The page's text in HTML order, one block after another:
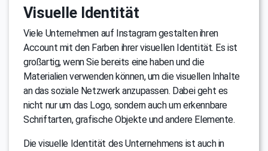
Visuelle Identität
Viele Unternehmen auf Instagram gestalten ihren
Account mit den Farben ihrer visuellen Identität. Es ist
großartig, wenn Sie bereits eine haben und die
Materialien verwenden können, um die visuellen Inhalte
an das soziale Netzwerk anzupassen. Dabei geht es
nicht nur um das Logo, sondern auch um erkennbare
Schriftarten, grafische Objekte und andere Elemente.
Die visuelle Identität des Unternehmens ist auch in